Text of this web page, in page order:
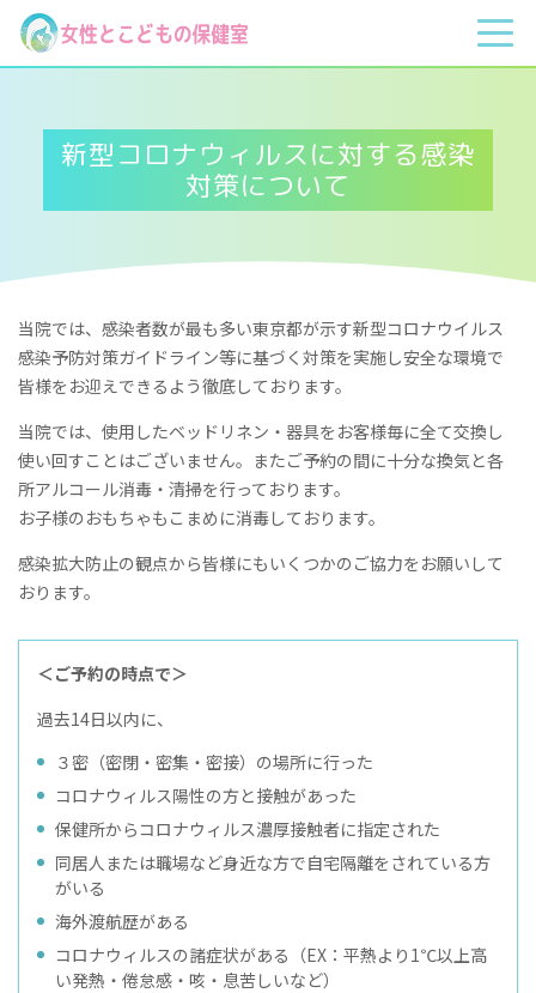
新型コロナウィルスに対する感染
対策について
当院では、感染者数が最も多い東京都が示す新型コロナウイルス
感染予防対策ガイドライン等に基づく対策を実施し安全な環境で
皆様をお迎えできるよう徹底しております。
当院では、使用したベッドリネン・器具をお客様毎に全て交換し
使い回すことはございません。またご予約の間に十分な換気と各
所アルコール消毒・清掃を行っております。
​お子様のおもちゃもこまめに消毒しております。
感染拡大防止の観点から皆様にもいくつかのご協力をお願いして
おります。
＜ご予約の時点で＞
過去14日以内に、
３密（密閉・密集・密接）の場所に行った
コロナウィルス陽性の方と接触があった
保健所からコロナウィルス濃厚接触者に指定された
同居人または職場など身近な方で自宅隔離をされている方
がいる
海外渡航歴がある
コロナウィルスの諸症状がある（EX：平熱より1℃以上高
い発熱・倦怠感・咳・息苦しいなど）